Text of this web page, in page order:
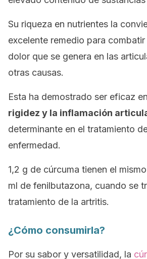
Su riqueza en nutrientes la
excelente remedio para
dolor que se genera en las
otras causas.
Esta ha demostrado ser eficaz
rigidez y la inflamación
determinante en el tratamiento
enfermedad.
1,2 g de cúrcuma tienen el
ml de fenilbutazona, cuando se
tratamiento de la artritis.
¿Cómo consumirla?
Por su sabor y versatilidad, la